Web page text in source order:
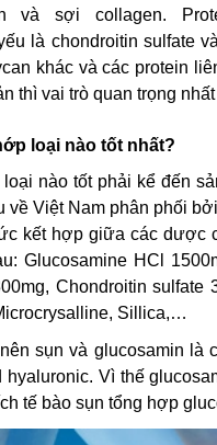
và sợi collagen.
là chondroitin sulfate
khác và các protein
thì vai trò quan trọng
loại nào tốt nhất?
nào tốt phải kể đến
về Việt Nam phân phối
kết hợp giữa các
Glucosamine HCl
Chondroitin
Sillica,…
sụn và glucosamin
Vì thế
tế bào sụn tổng hợp